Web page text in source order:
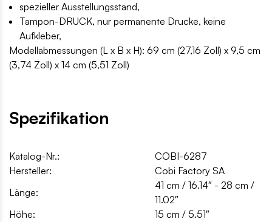
spezieller Ausstellungsstand,
Tampon-DRUCK, nur permanente Drucke, keine
Aufkleber,
Modellabmessungen (L x B x H): 69 cm (27,16 Zoll) x 9,5 cm
(3,74 Zoll) x 14 cm (5,51 Zoll)
Spezifikation
Katalog-Nr.:
COBI-6287
Hersteller:
Cobi Factory SA
Länge:
41 cm / 16.14″ - 28 cm /
11.02″
Höhe:
15 cm / 5.51″